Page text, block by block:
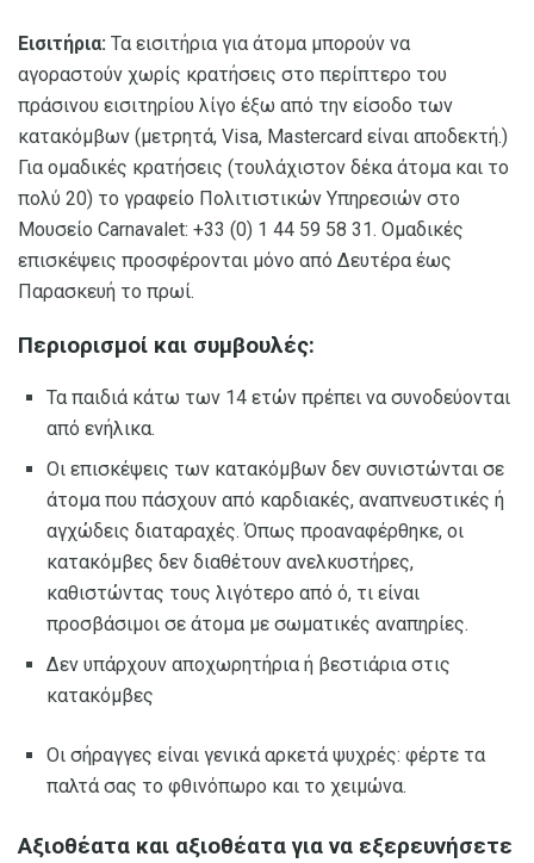
Εισιτήρια: Τα εισιτήρια για άτομα μπορούν να
αγοραστούν χωρίς κρατήσεις στο περίπτερο του
πράσινου εισιτηρίου λίγο έξω από την είσοδο των
κατακόμβων (μετρητά, Visa, Mastercard είναι αποδεκτή.)
Για ομαδικές κρατήσεις (τουλάχιστον δέκα άτομα και το
πολύ 20) το γραφείο Πολιτιστικών Υπηρεσιών στο
Μουσείο Carnavalet: +33 (0) 1 44 59 58 31. Ομαδικές
επισκέψεις προσφέρονται μόνο από Δευτέρα έως
Παρασκευή το πρωί.
Περιορισμοί και συμβουλές:
Τα παιδιά κάτω των 14 ετών πρέπει να συνοδεύονται
από ενήλικα.
Οι επισκέψεις των κατακόμβων δεν συνιστώνται σε
άτομα που πάσχουν από καρδιακές, αναπνευστικές ή
αγχώδεις διαταραχές. Όπως προαναφέρθηκε, οι
κατακόμβες δεν διαθέτουν ανελκυστήρες,
καθιστώντας τους λιγότερο από ό, τι είναι
προσβάσιμοι σε άτομα με σωματικές αναπηρίες.
Δεν υπάρχουν αποχωρητήρια ή βεστιάρια στις
κατακόμβες
Οι σήραγγες είναι γενικά αρκετά ψυχρές: φέρτε τα
παλτά σας το φθινόπωρο και το χειμώνα.
Αξιοθέατα και αξιοθέατα για να εξερευνήσετε